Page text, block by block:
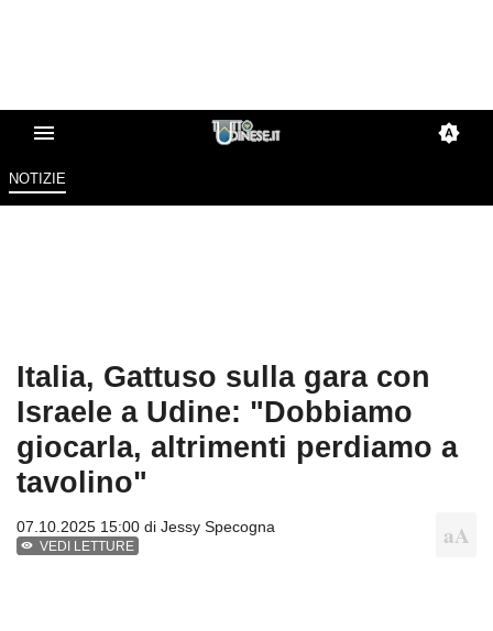
NOTIZIE
Italia, Gattuso sulla gara con
Israele a Udine: "Dobbiamo
giocarla, altrimenti perdiamo a
tavolino"
07.10.2025 15:00 di Jessy Specogna
VEDI LETTURE